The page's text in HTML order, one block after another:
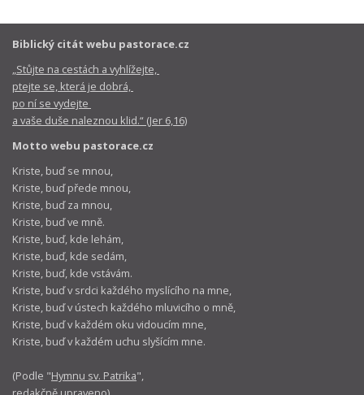
Biblický citát webu pastorace.cz
„Stůjte na cestách a vyhlížejte,
ptejte se, která je dobrá,
po ní se vydejte
a vaše duše naleznou klid.“ (Jer 6,16)
Motto webu pastorace.cz
Kriste, buď se mnou,
Kriste, buď přede mnou,
Kriste, buď za mnou,
Kriste, buď ve mně.
Kriste, buď, kde lehám,
Kriste, buď, kde sedám,
Kriste, buď, kde vstávám.
Kriste, buď v srdci každého myslícího na mne,
Kriste, buď v ústech každého mluvicího o mně,
Kriste, buď v každém oku vidoucím mne,
Kriste, buď v každém uchu slyšícím mne.
(Podle "Hymnu sv. Patrika",